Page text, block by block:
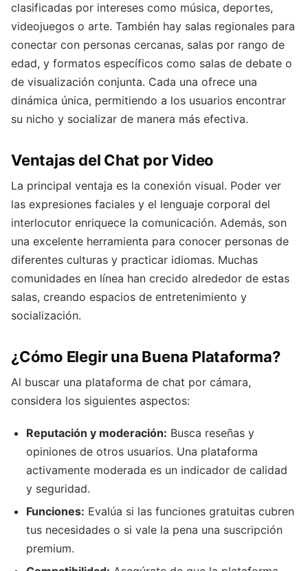
clasificadas por intereses como música, deportes,
videojuegos o arte. También hay salas regionales para
conectar con personas cercanas, salas por rango de
edad, y formatos específicos como salas de debate o
de visualización conjunta. Cada una ofrece una
dinámica única, permitiendo a los usuarios encontrar
su nicho y socializar de manera más efectiva.
Ventajas del Chat por Video
La principal ventaja es la conexión visual. Poder ver
las expresiones faciales y el lenguaje corporal del
interlocutor enriquece la comunicación. Además, son
una excelente herramienta para conocer personas de
diferentes culturas y practicar idiomas. Muchas
comunidades en línea han crecido alrededor de estas
salas, creando espacios de entretenimiento y
socialización.
¿Cómo Elegir una Buena Plataforma?
Al buscar una plataforma de chat por cámara,
considera los siguientes aspectos:
Reputación y moderación: Busca reseñas y
opiniones de otros usuarios. Una plataforma
activamente moderada es un indicador de calidad
y seguridad.
Funciones: Evalúa si las funciones gratuitas cubren
tus necesidades o si vale la pena una suscripción
premium.